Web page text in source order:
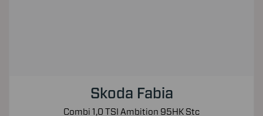
Skoda Fabia
Combi 1,0 TSI Ambition 95HK Stc